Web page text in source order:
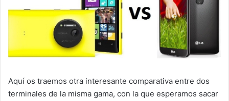
Aquí os traemos otra interesante comparativa entre dos
terminales de la misma gama, con la que esperamos sacar